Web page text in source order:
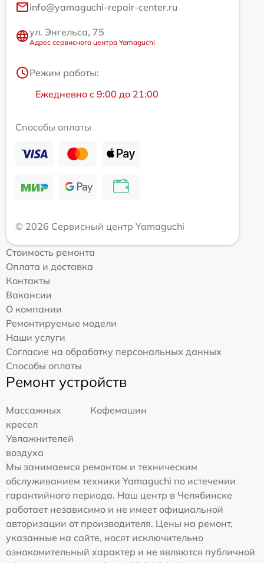
info@yamaguchi-repair-center.ru
ул. Энгельса, 75
Адрес сервисного центра Yamaguchi
Режим работы:
Ежедневно с 9:00 до 21:00
Способы оплаты
© 2026 Сервисный центр Yamaguchi
Стоимость ремонта
Оплата и доставка
Контакты
Вакансии
О компании
Ремонтируемые модели
Наши услуги
Согласие на обработку персональных данных
Способы оплаты
Ремонт устройств
Массажных
кресел
Кофемашин
Увлажнителей
воздуха
Мы занимаемся ремонтом и техническим
обслуживанием техники Yamaguchi по истечении
гарантийного периода. Наш центр в Челябинске
работает независимо и не имеет официальной
авторизации от производителя. Цены на ремонт,
указанные на сайте, носят исключительно
ознакомительный характер и не являются публичной